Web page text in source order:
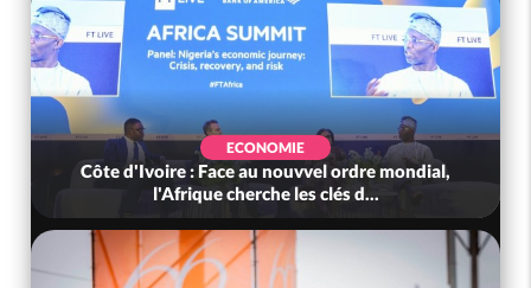
ECONOMIE
Côte d'Ivoire : Face au nouvvel ordre mondial,
l'Afrique cherche les clés d...